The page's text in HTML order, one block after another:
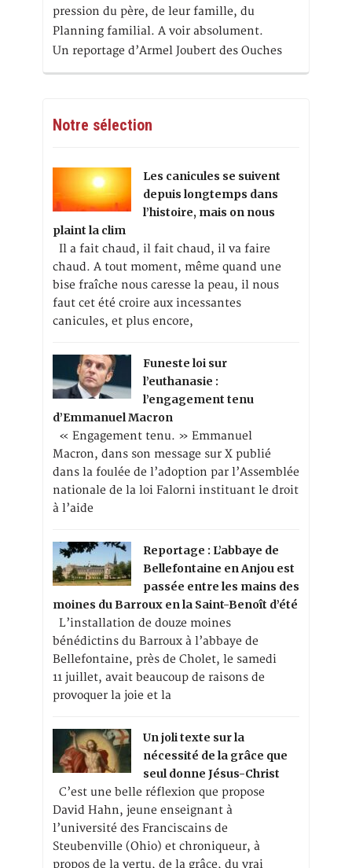
pression du père, de leur famille, du
Planning familial. A voir absolument.
Un reportage d’Armel Joubert des Ouches
Notre sélection
Les canicules se suivent
depuis longtemps dans
l’histoire, mais on nous
plaint la clim
Il a fait chaud, il fait chaud, il va faire
chaud. A tout moment, même quand une
bise fraîche nous caresse la peau, il nous
faut cet été croire aux incessantes
canicules, et plus encore,
Funeste loi sur
l’euthanasie :
l’engagement tenu
d’Emmanuel Macron
« Engagement tenu. » Emmanuel
Macron, dans son message sur X publié
dans la foulée de l’adoption par l’Assemblée
nationale de la loi Falorni instituant le droit
à l’aide
Reportage : L’abbaye de
Bellefontaine en Anjou est
passée entre les mains des
moines du Barroux en la Saint-Benoît d’été
L’installation de douze moines
bénédictins du Barroux à l’abbaye de
Bellefontaine, près de Cholet, le samedi
11 juillet, avait beaucoup de raisons de
provoquer la joie et la
Un joli texte sur la
nécessité de la grâce que
seul donne Jésus-Christ
C’est une belle réflexion que propose
David Hahn, jeune enseignant à
l’université des Franciscains de
Steubenville (Ohio) et chroniqueur, à
propos de la vertu, de la grâce, du vrai